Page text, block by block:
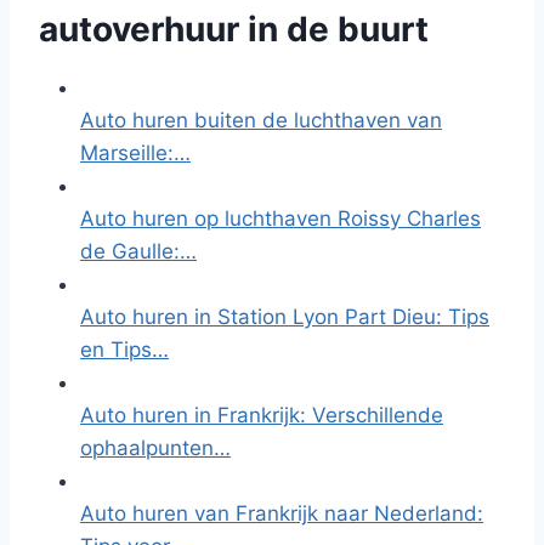
autoverhuur in de buurt
Auto huren buiten de luchthaven van
Marseille:…
Auto huren op luchthaven Roissy Charles
de Gaulle:…
Auto huren in Station Lyon Part Dieu: Tips
en Tips…
Auto huren in Frankrijk: Verschillende
ophaalpunten…
Auto huren van Frankrijk naar Nederland: